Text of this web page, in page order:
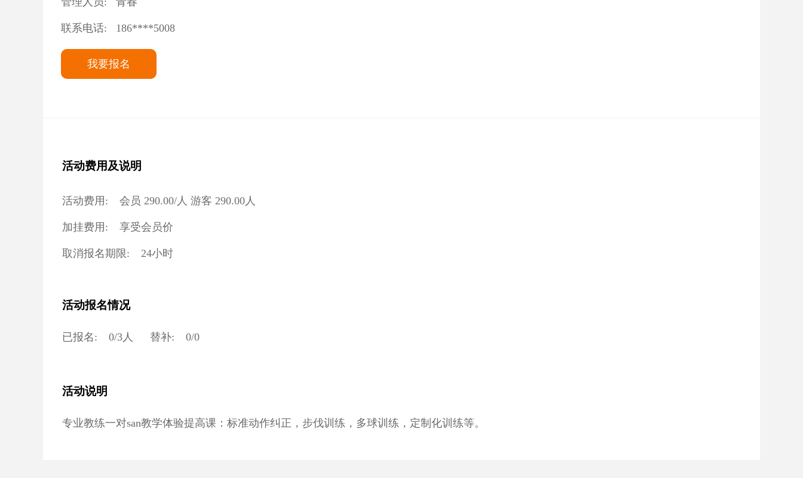
联系电话: 186****5008
我要报名
活动费用及说明
活动费用: 会员 290.00/人 游客 290.00人
加挂费用: 享受会员价
取消报名期限: 24小时
活动报名情况
已报名: 0/3人 替补: 0/0
活动说明
专业教练一对san教学体验提高课：标准动作纠正，步伐训练，多球训练，定制化训练等。